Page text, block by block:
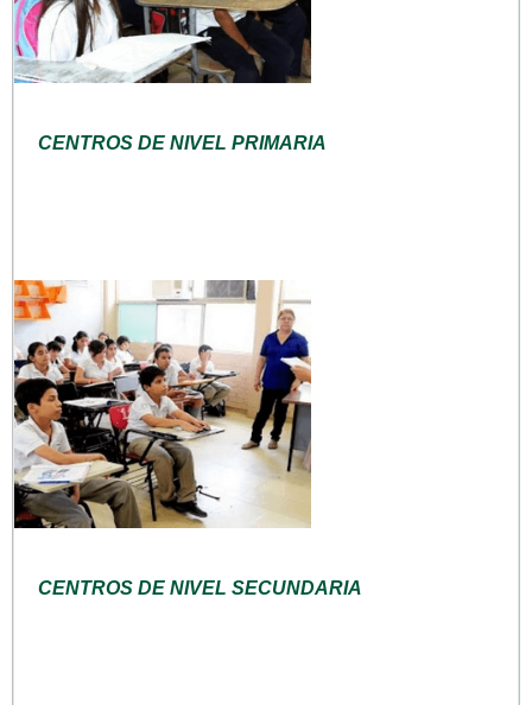
CENTROS DE NIVEL PRIMARIA
CENTROS DE NIVEL SECUNDARIA